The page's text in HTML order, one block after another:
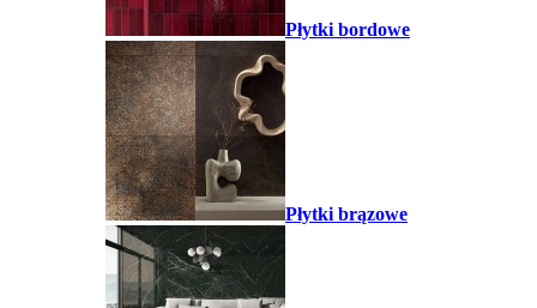
Płytki bordowe
Płytki brązowe